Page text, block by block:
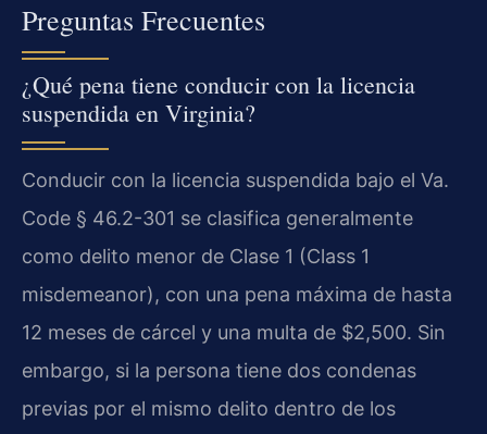
Preguntas Frecuentes
¿Qué pena tiene conducir con la licencia
suspendida en Virginia?
Conducir con la licencia suspendida bajo el Va.
Code § 46.2-301 se clasifica generalmente
como delito menor de Clase 1 (Class 1
misdemeanor), con una pena máxima de hasta
12 meses de cárcel y una multa de $2,500. Sin
embargo, si la persona tiene dos condenas
previas por el mismo delito dentro de los